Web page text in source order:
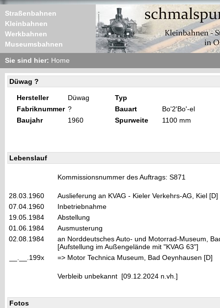
Straßenbahnen
Kleinbahnen
Werkbahnen
Museumsbahnen
Sie sind hier: Home
Düwag ?
Hersteller Düwag
Typ
Fabriknummer ? Bauart
Bo'2'Bo'-el
Baujahr
1960 Spurweite 1100 mm
Lebenslauf
Kommissionsnummer des Auftrags: S871
28.03.1960
Auslieferung an KVAG - Kieler Verkehrs-AG, Kiel
07.04.1960
Inbetriebnahme
19.05.1984
Abstellung
01.06.1984
Ausmusterung
02.08.1984
an Norddeutsches Auto- und Motorrad-Museum,
[Aufstellung im Außengelände mit "KVAG 63"]
__.__.199x
=> Motor Technica Museum, Bad Oeynhausen [D]
Verbleib unbekannt [09.12.2024 n.vh.]
Fotos